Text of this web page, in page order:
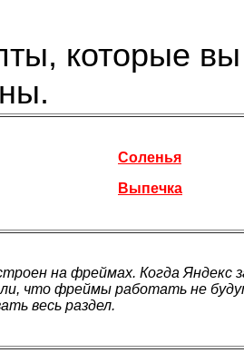
которые
Соленья
Выпечка
на фреймах. Когда Яндекс
что фреймы работать не
весь раздел.